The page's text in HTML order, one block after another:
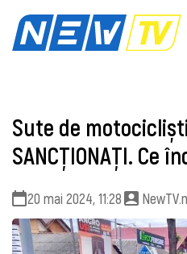
Sute de
SANCȚIONAȚI. Ce
20 mai 2024, 11:28